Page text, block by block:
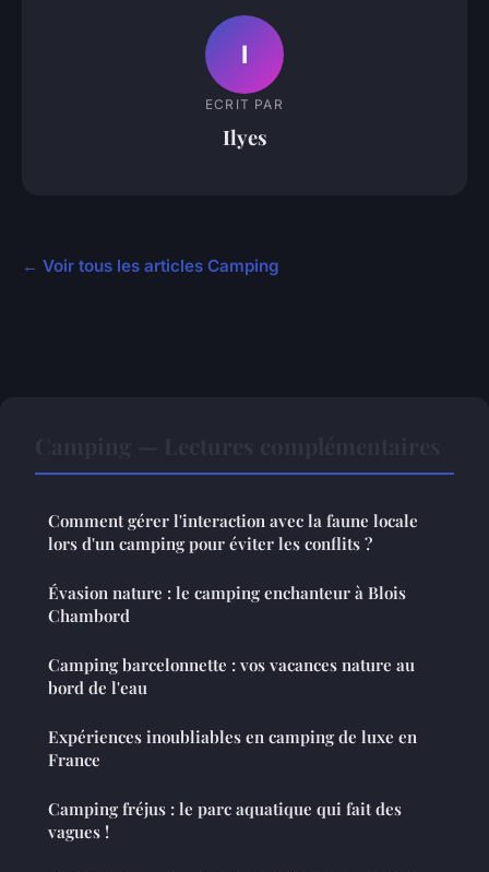
I
ECRIT PAR
Ilyes
← Voir tous les articles Camping
Comment gérer l'interaction avec la faune locale
lors d'un camping pour éviter les conflits ?
Évasion nature : le camping enchanteur à Blois
Chambord
Camping barcelonnette : vos vacances nature au
bord de l'eau
Expériences inoubliables en camping de luxe en
France
Camping fréjus : le parc aquatique qui fait des
vagues !